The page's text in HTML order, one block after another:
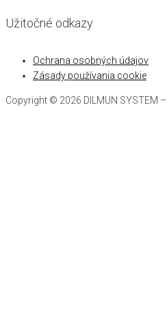
Užitočné odkazy
Ochrana osobných údajov
Zásady používania cookie
Copyright © 2026 DILMUN SYSTEM